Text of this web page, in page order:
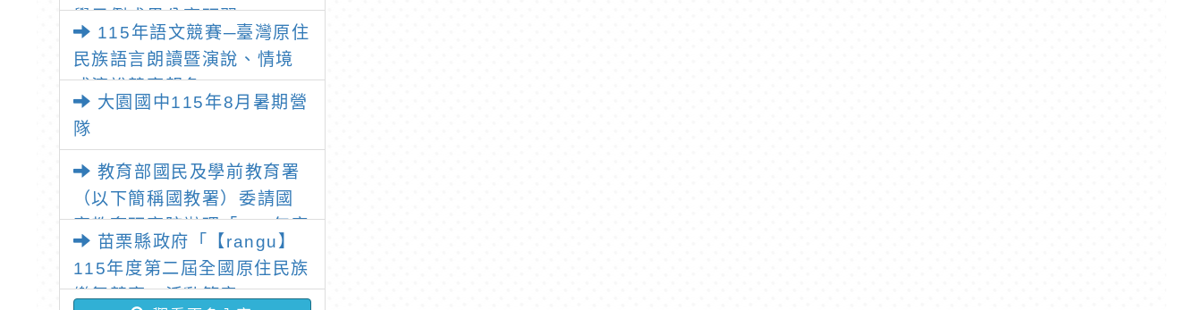
學示例成果分享研習」
115年語文競賽─臺灣原住
民族語言朗讀暨演說、情境
式演說競賽報名
大園國中115年8月暑期營
隊
教育部國民及學前教育署
（以下簡稱國教署）委請國
家教育研究院辦理「115年度
教學基地學校各領域教師暑
假共同備課研習」
苗栗縣政府「【rangu】
115年度第二屆全國原住民族
樂舞競賽」活動簡章